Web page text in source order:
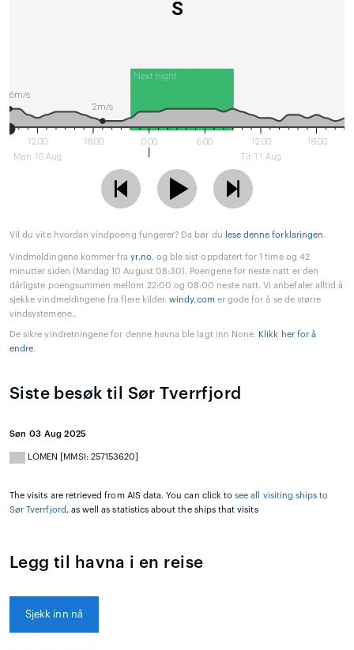
S
Next night
12:00
Man 10 Aug
18:00 0:00 6:00
12:00
Tir 11 Aug
18:00
6m/s
2m/s
Vil du vite hvordan vindpoeng fungerer? Da bør du lese denne forklaringen.
Vindmeldingene kommer frayr.no, og ble sist oppdatert for 1 time og 42
minutter siden (Mandag 10 August 08:30). Poengene for neste natt er den
dårligste poengsummen mellom 22:00 og 08:00 neste natt. Vi anbefaler alltid å
sjekke vindmeldingene fra flere kilder.windy.comer gode for å se de større
vindsystemene..
De sikre vindretningene for denne havna ble lagt inn None. Klikk her for å
endre.
Siste besøk til Sør Tverrfjord
Søn 03 Aug 2025
LOMEN [MMSI: 257153620]
The visits are retrieved from AIS data. You can click tosee all visiting ships to
Sør Tverrfjord, as well as statistics about the ships that visits
Legg til havna i en reise
Sjekk inn nå